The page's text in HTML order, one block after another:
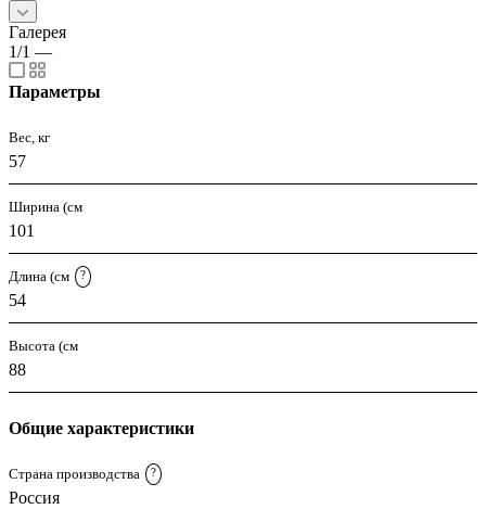
Галерея
1/1 —
Параметры
Вес, кг
57
Ширина (см
101
Длина (см ?
54
Высота (см
88
Общие характеристики
Страна производства ?
Россия